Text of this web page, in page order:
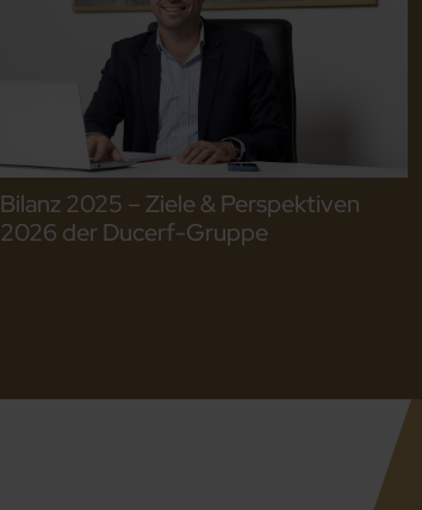
Bilanz 2025 – Ziele & Perspektiven
2026 der Ducerf-Gruppe